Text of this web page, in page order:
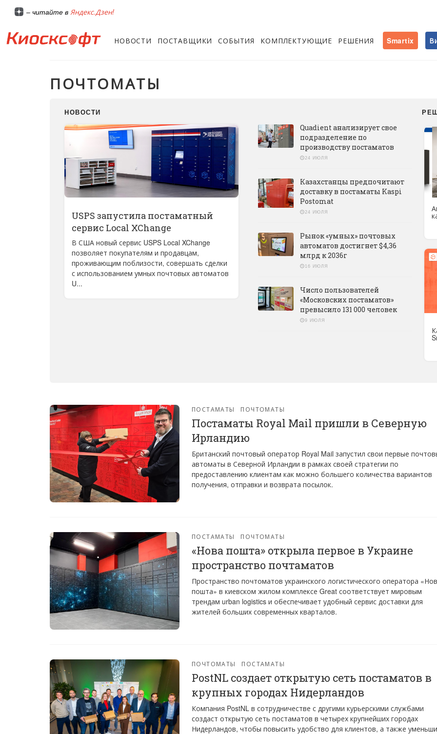
– читайте в Яндекс.Дзен!
НОВОСТИ ПОСТАВЩИКИ СОБЫТИЯ КОМПЛЕКТУЮЩИЕ РЕШЕНИЯ Smartix
ПОЧТОМАТЫ
НОВОСТИ
USPS запустила постаматный
сервис Local XChange
В США новый сервис USPS Local XChange
позволяет покупателям и продавцам,
проживающим поблизости, совершать сделки
с использованием умных почтовых автоматов
U...
Quadient анализирует свое
подразделение по
производству постаматов
24 ИЮЛЯ
Казахстанцы предпочитают
доставку в постаматы Kaspi
Postomat
24 ИЮЛЯ
Рынок «умных» почтовых
автоматов достигнет $4,36
млрд к 2036г
16 ИЮЛЯ
Число пользователей
«Московских постаматов»
превысило 131 000 человек
9 ИЮЛЯ
ПОСТАМАТЫ ПОЧТОМАТЫ
Постаматы Royal Mail пришли в Северную
Ирландию
Британский почтовый оператор Royal Mail запустил свои первые
автоматы в Северной Ирландии в рамках своей стратегии по
предоставлению клиентам как можно большего количества вариантов
получения, отправки и возврата посылок.
ПОСТАМАТЫ ПОЧТОМАТЫ
«Нова пошта» открыла первое в Украине
пространство почтаматов
Пространство почтоматов украинского логистического оператора
пошта» в киевском жилом комплексе Great соответствует мировым
трендам urban logistics и обеспечивает удобный сервис доставки для
жителей больших современных кварталов.
ПОЧТОМАТЫ ПОСТАМАТЫ
PostNL создает открытую сеть постаматов в
крупных городах Нидерландов
Компания PostNL в сотрудничестве с другими курьерскими службами
создаст открытую сеть постаматов в четырех крупнейших городах
Нидерландов, чтобы повысить удобство для клиентов, а также